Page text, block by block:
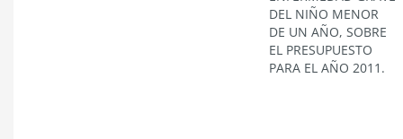
DEL NIÑO MENOR
DE UN AÑO, SOBRE
EL PRESUPUESTO
PARA EL AÑO 2011.